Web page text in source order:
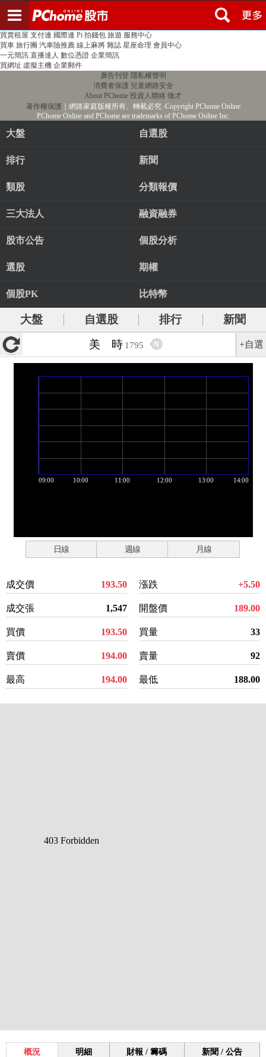
PChome首頁 線上購物 24h購物 書店
買賣租屋 支付連 國際連 Pi 拍錢包 旅遊 服務中心
買車 旅行團 汽車險推薦 線上麻將 雜誌 星座命理 會員中心
一元簡訊 直播達人 數位憑證 企業簡訊
買網址 虛擬主機 企業郵件
廣告刊登 隱私權聲明
消費者保護 兒童網路安全
About PChome 投資人聯絡 徵才
著作權保護 ｜網路家庭版權所有、轉載必究‧Copyright PChome Online
PChome Online and PChome are trademarks of PChome Online Inc.
大盤 自選股
排行 新聞
類股 分類報價
三大法人 融資融券
股市公告 個股分析
選股 期權
個股PK 比特幣
大盤 自選股 排行
新聞
美 時 1795 N +自選
日線 週線 月線
成交價 193.50
成交張 1,547
買價 193.50
賣價 194.00
最高 194.00
漲跌 +5.50
開盤價 189.00
買量 33
賣量 92
最低 188.00
概況 明細 財報 / 籌碼 新聞 / 公告